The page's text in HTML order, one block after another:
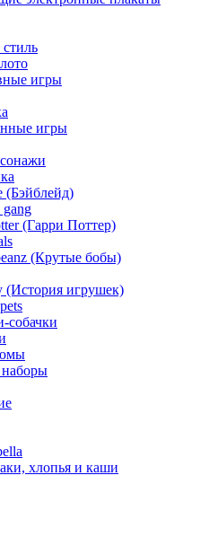
игры
игры
(Бэйблейд)
gang
(Гарри Поттер)
(Крутые бобы)
(История игрушек)
собачки
хлопья и каши